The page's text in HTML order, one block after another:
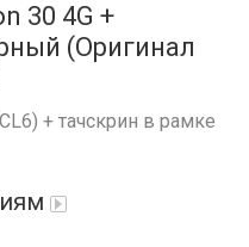
30 4G +
(Оригинал
+ тачскрин в рамке